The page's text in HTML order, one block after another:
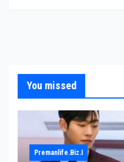
You missed
Premanlife.biz.i